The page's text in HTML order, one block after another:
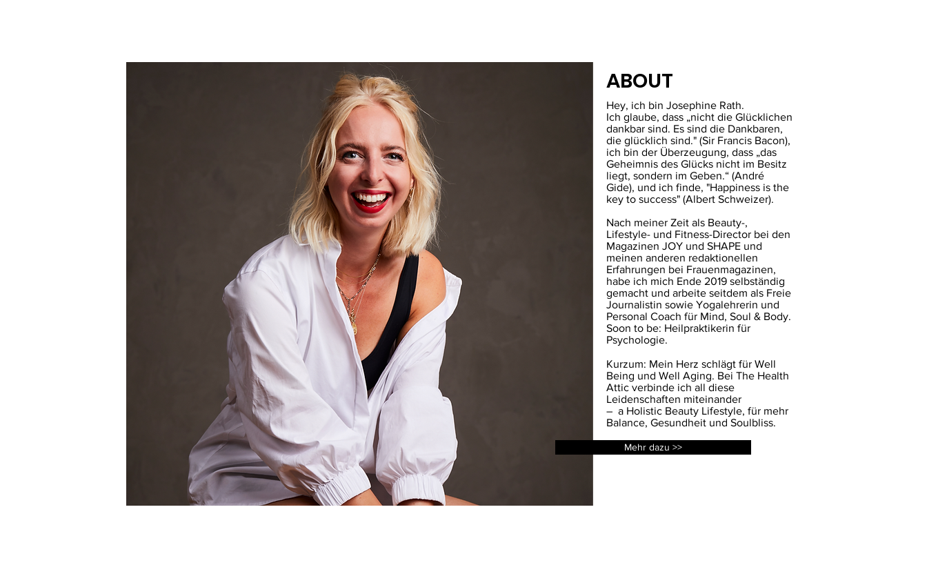
ABOUT
Hey, ich bin Josephine Rath.
Ich glaube, dass „nicht die Glücklichen
dankbar sind. Es sind die Dankbaren,
die glücklich sind." (Sir Francis Bacon),
ich bin der Überzeugung, dass „das
Geheimnis des Glücks nicht im Besitz
liegt, sondern im Geben.“ (André
Gide), und ich finde, "Happiness is the
key to success" (Albert Schweizer).
Nach meiner Zeit als Beauty-,
Lifestyle- und Fitness-Director bei den
Magazinen JOY und SHAPE und
meinen anderen redaktionellen
Erfahrungen bei Frauenmagazinen,
habe ich mich Ende 2019 selbständig
gemacht und arbeite seitdem als Freie
Journalistin sowie Yogalehrerin und
Personal Coach für Mind, Soul & Body.
Soon to be: Heilpraktikerin für
Psychologie.
Kurzum: Mein Herz schlägt für Well
Being und Well Aging. Bei The Health
Attic verbinde ich all diese
Leidenschaften miteinander
– a Holistic Beauty Lifestyle, für mehr
Balance, Gesundheit und Soulbliss.
Mehr dazu >>